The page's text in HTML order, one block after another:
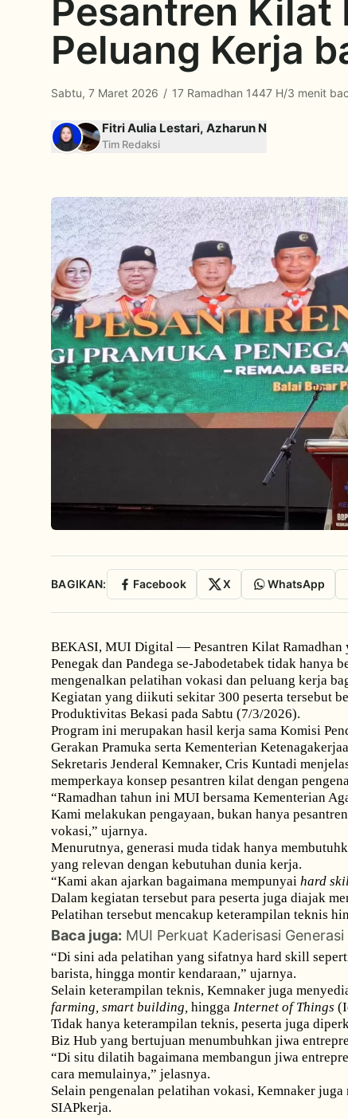
Pesantren Kilat
Peluang Kerja
Sabtu, 7 Maret 2026 / 17 Ramadhan 1447 H/3 menit
Fitri Aulia Lestari, Azharun N
Tim Redaksi
BAGIKAN: Facebook X WhatsApp
BEKASI, MUI Digital — Pesantren Kilat
Penegak dan Pandega se-Jabodetabek tidak hanya
mengenalkan pelatihan vokasi dan peluang kerja
Kegiatan yang diikuti sekitar 300 peserta tersebut
Produktivitas Bekasi pada Sabtu (7/3/2026).
Program ini merupakan hasil kerja sama Komisi
Gerakan Pramuka serta Kementerian
Sekretaris Jenderal Kemnaker, Cris Kuntadi
memperkaya konsep pesantren kilat dengan
“Ramadhan tahun ini MUI bersama Kementerian
Kami melakukan pengayaan, bukan hanya
vokasi,” ujarnya.
Menurutnya, generasi muda tidak hanya
yang relevan dengan kebutuhan dunia kerja.
“Kami akan ajarkan bagaimana mempunyai hard
Dalam kegiatan tersebut para peserta juga diajak
Pelatihan tersebut mencakup keterampilan teknis
Baca juga: MUI Perkuat Kaderisasi
“Di sini ada pelatihan yang sifatnya hard skill
barista, hingga montir kendaraan,” ujarnya.
Selain keterampilan teknis, Kemnaker juga
farming, smart building, hingga Internet of Things
Tidak hanya keterampilan teknis, peserta juga
Biz Hub yang bertujuan menumbuhkan jiwa
“Di situ dilatih bagaimana membangun jiwa
cara memulainya,” jelasnya.
Selain pengenalan pelatihan vokasi, Kemnaker
SIAPkerja.